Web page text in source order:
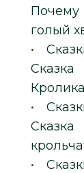
голый
•
Кролика
•
•